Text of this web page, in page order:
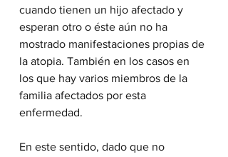
cuando tienen un hijo afectado y
esperan otro o éste aún no ha
mostrado manifestaciones propias de
la atopia. También en los casos en
los que hay varios miembros de la
familia afectados por esta
enfermedad.
En este sentido, dado que no